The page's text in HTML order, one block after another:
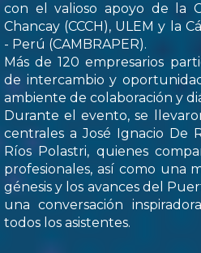
con el valioso apoyo de la
Chancay (CCCH), ULEM y la
- Perú (CAMBRAPER).
Más de 120 empresarios
de intercambio y
ambiente de colaboración y
Durante el evento, se
centrales a José Ignacio De
Ríos Polastri, quienes
profesionales, así como una
génesis y los avances del
una conversación
todos los asistentes.